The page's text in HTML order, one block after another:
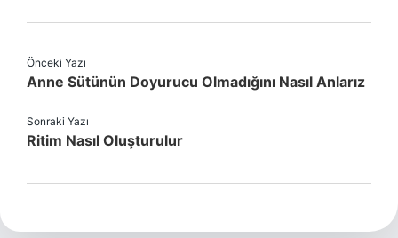
Önceki Yazı
Anne Sütünün Doyurucu Olmadığını Nasıl Anlarız
Sonraki Yazı
Ritim Nasıl Oluşturulur